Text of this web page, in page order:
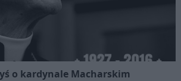
o kardynale Macharskim